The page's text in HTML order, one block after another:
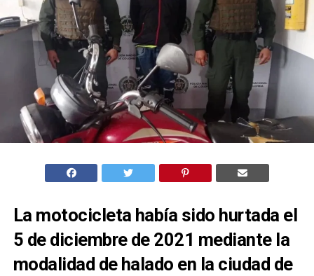
La motocicleta había sido hurtada el
5 de diciembre de 2021 mediante la
modalidad de halado en la ciudad de